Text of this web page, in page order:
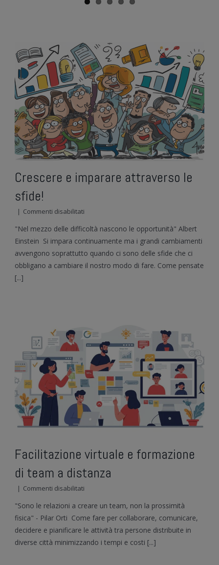
Crescere e imparare attraverso le
sfide!
| Commenti disabilitati
e
imparare
le
sfide!
"Nel mezzo delle difficoltà nascono le opportunità" Albert
Einstein Si impara continuamente ma i grandi cambiamenti
avvengono soprattutto quando ci sono delle sfide che ci
obbligano a cambiare il nostro modo di fare. Come pensate
[...]
Facilitazione virtuale e formazione
di team a distanza
| Commenti disabilitati
virtuale
e
formazione
di
team
"Sono le relazioni a creare un team, non la prossimità
fisica" - Pilar Orti Come fare per collaborare, comunicare,
decidere e pianificare le attività tra persone distribuite in
diverse città minimizzando i tempi e costi [...]